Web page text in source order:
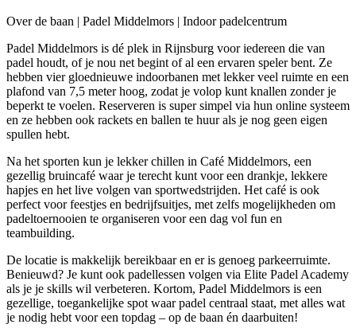
Over de baan | Padel Middelmors | Indoor padelcentrum
Padel Middelmors is dé plek in Rijnsburg voor iedereen die van
padel houdt, of je nou net begint of al een ervaren speler bent. Ze
hebben vier gloednieuwe indoorbanen met lekker veel ruimte en een
plafond van 7,5 meter hoog, zodat je volop kunt knallen zonder je
beperkt te voelen. Reserveren is super simpel via hun online systeem
en ze hebben ook rackets en ballen te huur als je nog geen eigen
spullen hebt.
Na het sporten kun je lekker chillen in Café Middelmors, een
gezellig bruincafé waar je terecht kunt voor een drankje, lekkere
hapjes en het live volgen van sportwedstrijden. Het café is ook
perfect voor feestjes en bedrijfsuitjes, met zelfs mogelijkheden om
padeltoernooien te organiseren voor een dag vol fun en
teambuilding.
De locatie is makkelijk bereikbaar en er is genoeg parkeerruimte.
Benieuwd? Je kunt ook padellessen volgen via Elite Padel Academy
als je je skills wil verbeteren. Kortom, Padel Middelmors is een
gezellige, toegankelijke spot waar padel centraal staat, met alles wat
je nodig hebt voor een topdag – op de baan én daarbuiten!